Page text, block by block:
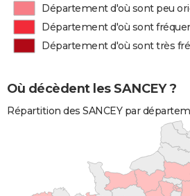
Département d'où sont peu
Département d'où sont
Département d'où sont très
Où décèdent les SANCEY ?
Répartition des SANCEY par